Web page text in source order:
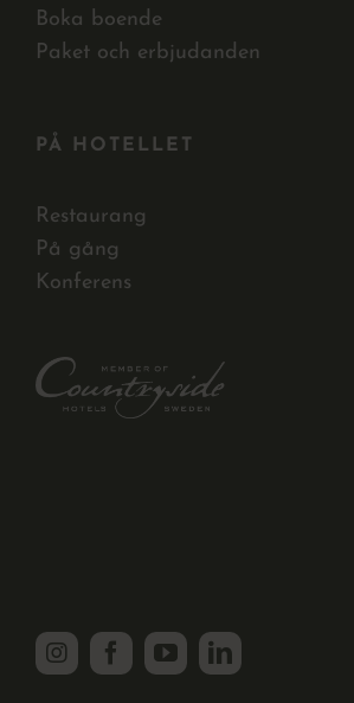
Boka boende
Paket och erbjudanden
PÅ HOTELLET
Restaurang
På gång
Konferens